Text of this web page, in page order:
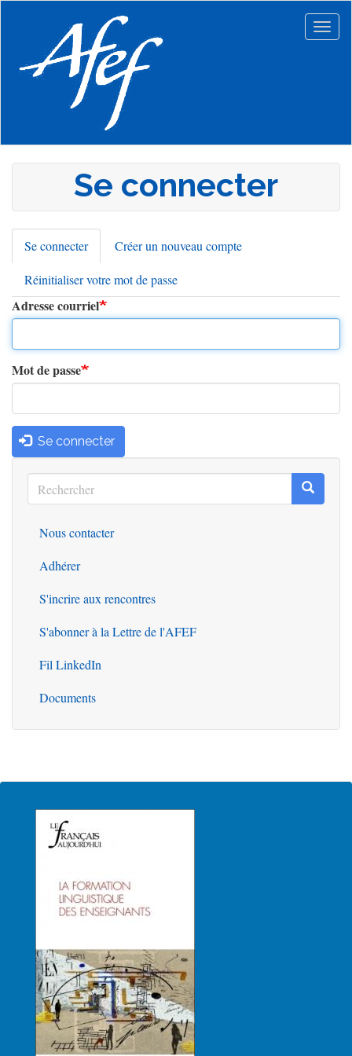
principal
Se connecter
Onglets
principaux
Se connecter(onglet
actif)
Créer un nouveau compte
Réinitialiser votre mot de passe
Adresse courriel
Mot de passe
Se connecter
Rechercher
Rechercher
Outils
Nous contacter
Adhérer
S'incrire aux rencontres
S'abonner à la Lettre de l'AFEF
Fil LinkedIn
Documents